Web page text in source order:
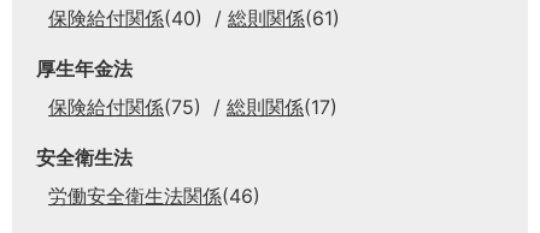
保険給付関係(40) 総則関係(61)
厚生年金法
保険給付関係(75) 総則関係(17)
安全衛生法
労働安全衛生法関係(46)